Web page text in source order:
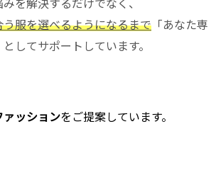
を解決するだけでなく、
服を選べるようになるまで 「あなた専
してサポートしています。
ァッションをご提案しています。